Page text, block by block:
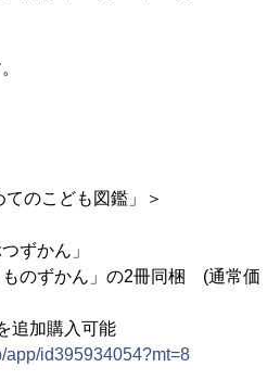
のこども図鑑」＞
ずかん」
ものずかん」の2冊同梱 (通常価
追加購入可能
app/id395934054?mt=8